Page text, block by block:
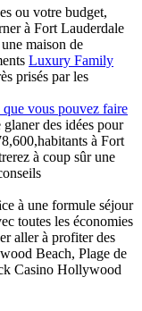
ou votre budget,
à Fort Lauderdale
maison de
Luxury Family
prisés par les
que vous pouvez faire
glaner des idées pour
à Fort
à coup sûr une
à une formule séjour
toutes les économies
aller à profiter des
Beach, Plage de
Casino Hollywood